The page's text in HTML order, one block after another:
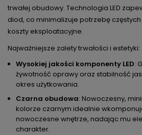
trwałej obudowy. Technologia LED
diod, co minimalizuje potrzebę
koszty eksploatacyjne.
Najważniejsze zalety trwałości i estetyki:
Wysokiej jakości komponenty LED:
żywotność oprawy oraz stabilność
okres użytkowania.
Czarna obudowa: Nowoczesny,
kolorze czarnym idealnie
nowoczesne wnętrze, nadając mu
charakter.